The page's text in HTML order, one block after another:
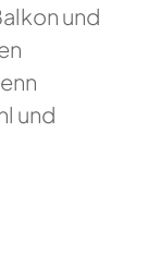
und
und